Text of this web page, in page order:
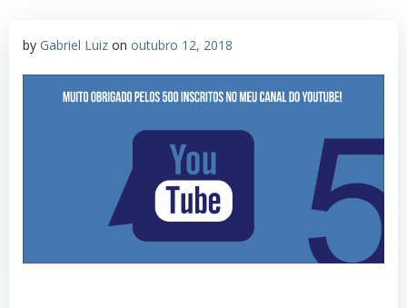
by Gabriel Luiz on outubro 12, 2018